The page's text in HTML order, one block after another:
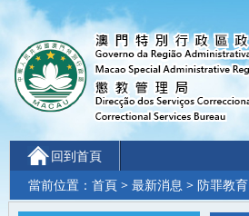
回到首頁
當前位置： 首頁 > 最新消息 > 防罪教育